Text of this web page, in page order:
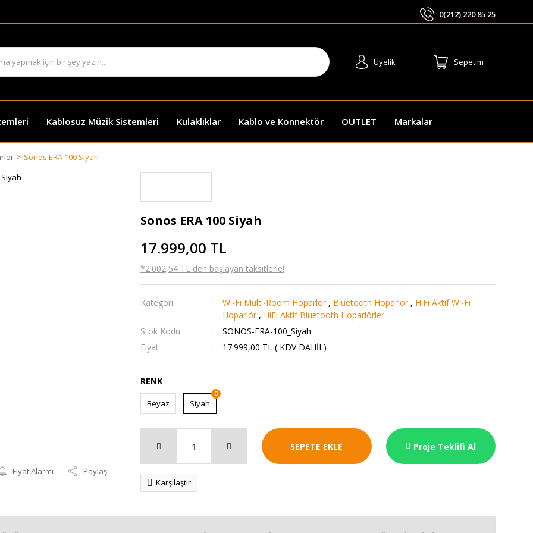
0(212) 220 85 25
Üyelik Sepetim
Kablosuz Müzik Sistemleri Kulaklıklar Kablo ve Konnektör OUTLET Markalar
Sonos ERA 100 Siyah
Fiyat Alarmı Paylaş
Sonos ERA 100 Siyah
17.999,00 TL
*2.002,54 TL den başlayan taksitlerle!
Kategori Wi-Fi Multi-Room Hoparlör , Bluetooth Hoparlör , HiFi Aktif Wi-Fi
Hoparlör , HiFi Aktif Bluetooth Hoparlörler
Stok Kodu
SONOS-ERA-100_Siyah
Fiyat
17.999,00 TL ( KDV DAHİL)
RENK
Beyaz Siyah
SEPETE EKLE Proje Teklifi Al
Karşılaştır